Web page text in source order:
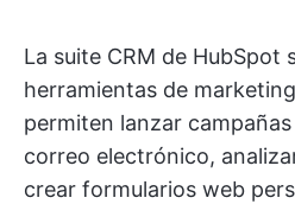
La suite CRM de HubSpot
herramientas de
permiten lanzar
correo electrónico,
crear formularios web